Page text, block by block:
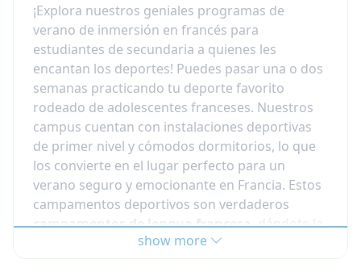
¡Explora nuestros geniales programas de
verano de inmersión en francés para
estudiantes de secundaria a quienes les
encantan los deportes! Puedes pasar una o dos
semanas practicando tu deporte favorito
rodeado de adolescentes franceses. Nuestros
campus cuentan con instalaciones deportivas
de primer nivel y cómodos dormitorios, lo que
los convierte en el lugar perfecto para un
verano seguro y emocionante en Francia. Estos
campamentos deportivos son verdaderos
campamentos de lengua francesa, dándote la
oportunidad de sumergirte en el idioma francés
todo el tiempo!
show more